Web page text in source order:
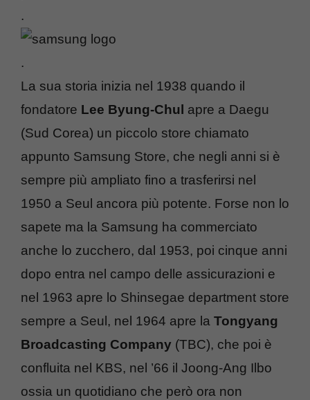
.
.
La sua storia inizia nel 1938 quando il
fondatore Lee Byung-Chul apre a Daegu
(Sud Corea) un piccolo store chiamato
appunto Samsung Store, che negli anni si è
sempre più ampliato fino a trasferirsi nel
1950 a Seul ancora più potente. Forse non lo
sapete ma la Samsung ha commerciato
anche lo zucchero, dal 1953, poi cinque anni
dopo entra nel campo delle assicurazioni e
nel 1963 apre lo Shinsegae department store
sempre a Seul, nel 1964 apre la Tongyang
Broadcasting Company (TBC), che poi è
confluita nel KBS, nel ’66 il Joong-Ang Ilbo
ossia un quotidiano che però ora non